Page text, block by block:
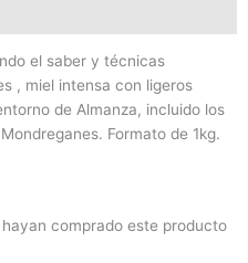
el saber y técnicas
, miel intensa con ligeros
de Almanza, incluido los
Formato de 1kg.
comprado este producto